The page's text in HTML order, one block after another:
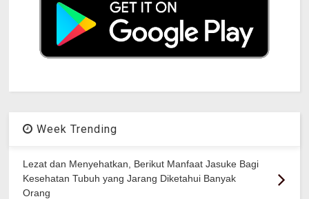
Week Trending
Lezat dan Menyehatkan, Berikut Manfaat Jasuke Bagi
Kesehatan Tubuh yang Jarang Diketahui Banyak
Orang